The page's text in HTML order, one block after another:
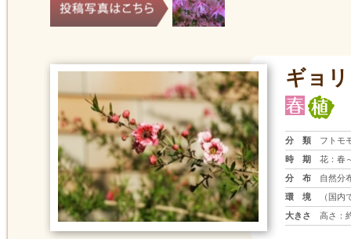
ギョ
分 類
フトモ
時 期
花：春
分 布
自然分
環 境
（国内
大きさ
高さ：